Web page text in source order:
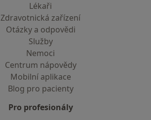
Lékaři
Zdravotnická zařízení
Otázky a odpovědi
Služby
Nemoci
Centrum nápovědy
Mobilní aplikace
Blog pro pacienty
Pro profesionály